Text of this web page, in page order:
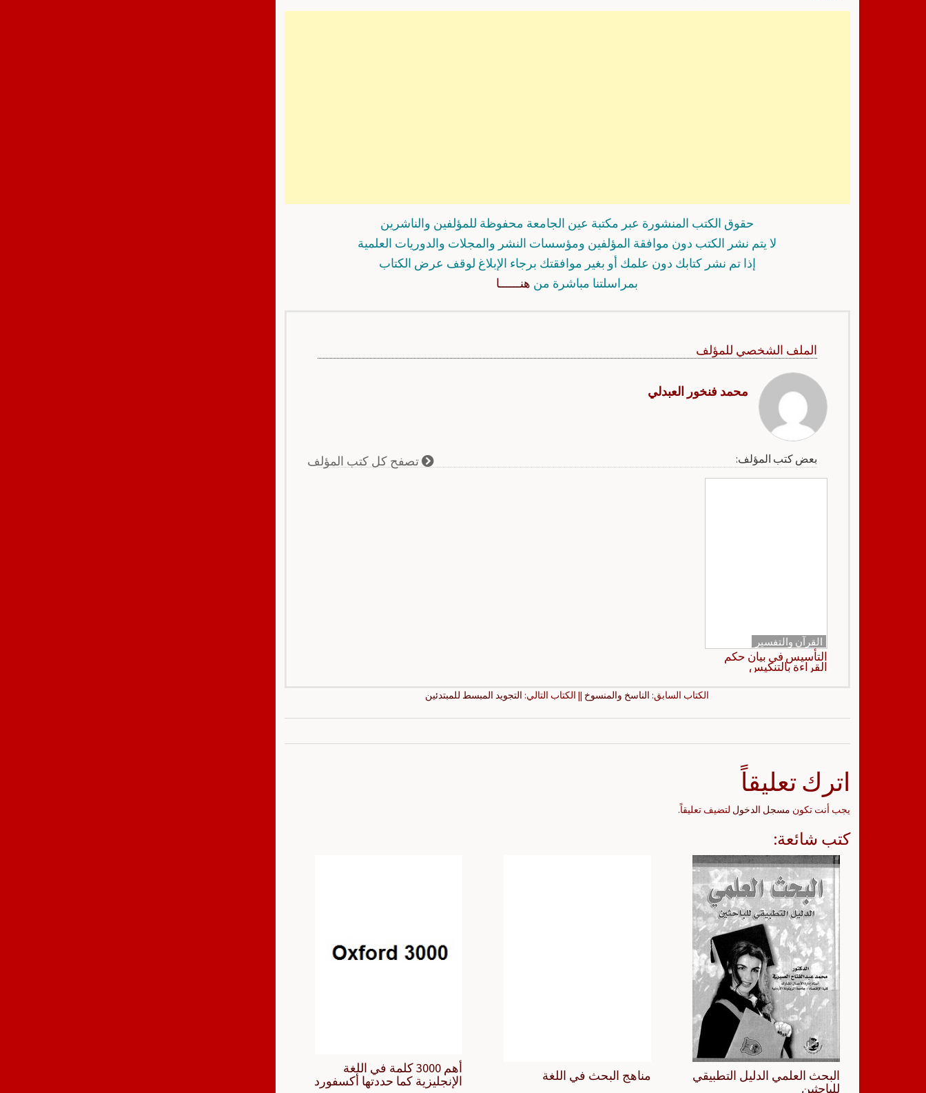
حقوق الكتب المنشورة عبر مكتبة عين الجامعة محفوظة للمؤلفين والناشرين
لا يتم نشر الكتب دون موافقة المؤلفين ومؤسسات النشر والمجلات والدوريات العلمية
إذا تم نشر كتابك دون علمك أو بغير موافقتك برجاء الإبلاغ لوقف عرض الكتاب
بمراسلتنا مباشرة من هنــــــا
الملف الشخصي للمؤلف
محمد فنخور العبدلي
بعض كتب المؤلف: تصفح كل كتب المؤلف
القرآن والتفسير
التأسيس في بيان حكم
القراءة بالتنكيس
الكتاب السابق: الناسخ والمنسوخ || الكتاب التالي: التجويد المبسط للمبتدئين
اترك تعليقاً
يجب أنت تكون مسجل الدخول لتضيف تعليقاً.
كتب شائعة:
أهم 3000 كلمة في اللغة
الإنجليزية كما حددتها أكسفورد
مناهج البحث في اللغة
البحث العلمي الدليل التطبيقي
للباحثين